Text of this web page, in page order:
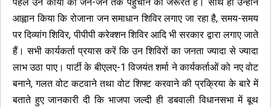
आह्वान किया कि रोजाना जन समाधान शिविर लगाए जा रहा है, समय-समय
पर दिव्यांग शिविर, पीपीपी करेक्शन शिविर आदि भी सरकार द्वारा लगाए जाते
हैं। सभी कार्यकर्ता प्रयास करें कि उन शिविरों का जनता ज्यादा से ज्यादा
लाभ उठा पाए। पार्टी के बीएलए-1 विजयंत शर्मा ने कार्यकर्ताओं को नए वोट
बनाने, गलत वोट कटवाने तथा वोट शिफ्ट करवाने‌ की प्रक्रिया के बारे में
बताते हुए जानकारी दी कि भाजपा जल्दी ही डबवाली विधानसभा में बूथ